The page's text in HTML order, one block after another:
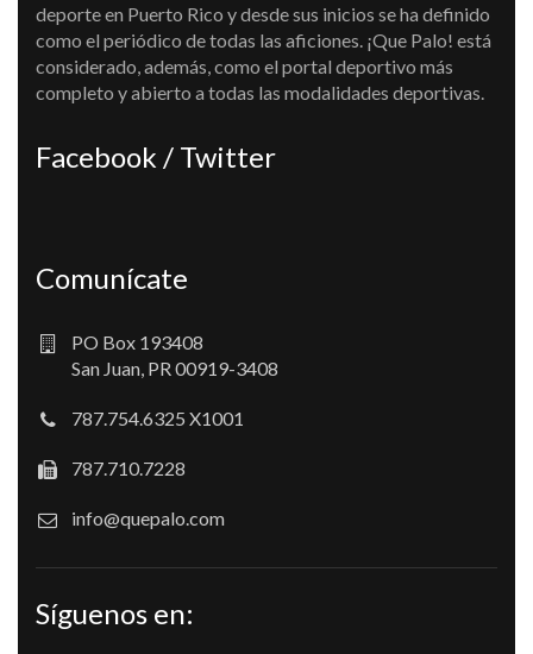
deporte en Puerto Rico y desde sus inicios se ha definido
como el periódico de todas las aficiones. ¡Que Palo! está
considerado, además, como el portal deportivo más
completo y abierto a todas las modalidades deportivas.
Facebook / Twitter
Comunícate
PO Box 193408
San Juan, PR 00919-3408
787.754.6325 X1001
787.710.7228
info@quepalo.com
Síguenos en: